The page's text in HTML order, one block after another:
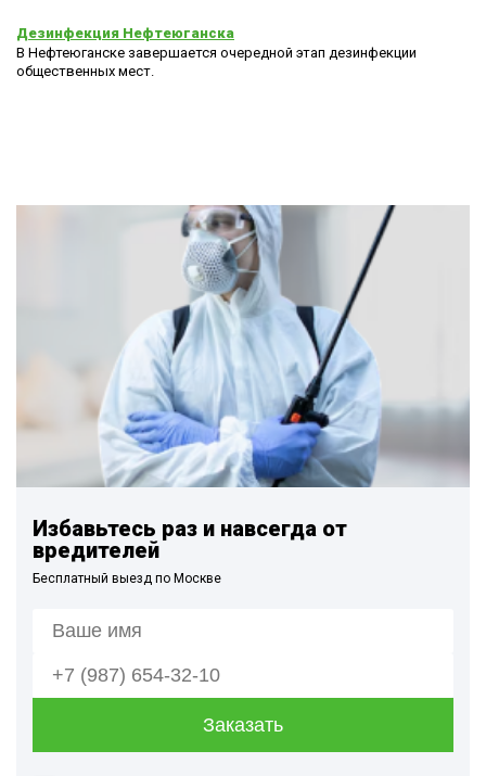
Дезинфекция Нефтеюганска
В Нефтеюганске завершается очередной этап дезинфекции
общественных мест.
Избавьтесь раз и навсегда от
вредителей
Бесплатный выезд по Москве